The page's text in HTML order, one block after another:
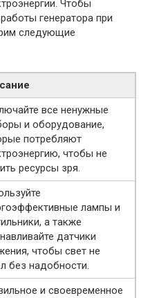
Чтобы
генератора при
следующие
все ненужные
и оборудование,
потребляют
чтобы не
ресурсы зря.
лампы и
а также
датчики
чтобы свет не
без надобности.
и своевременное